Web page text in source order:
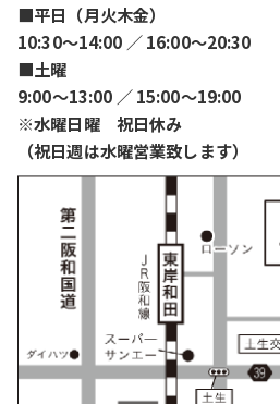
■平日（月火木金）
10:30〜14:00 ／ 16:00〜20:30
■土曜
9:00〜13:00 ／ 15:00〜19:00
※水曜日曜 祝日休み
（祝日週は水曜営業致します）